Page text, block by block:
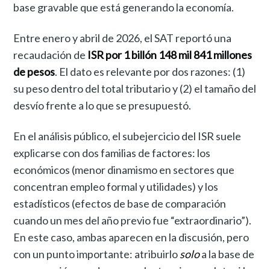
base gravable que está generando la economía.
Entre enero y abril de 2026, el SAT reportó una
recaudación de ISR por 1 billón 148 mil 841 millones
de pesos. El dato es relevante por dos razones: (1)
su peso dentro del total tributario y (2) el tamaño del
desvío frente a lo que se presupuestó.
En el análisis público, el subejercicio del ISR suele
explicarse con dos familias de factores: los
económicos (menor dinamismo en sectores que
concentran empleo formal y utilidades) y los
estadísticos (efectos de base de comparación
cuando un mes del año previo fue “extraordinario”).
En este caso, ambas aparecen en la discusión, pero
con un punto importante: atribuirlosoloa la base de